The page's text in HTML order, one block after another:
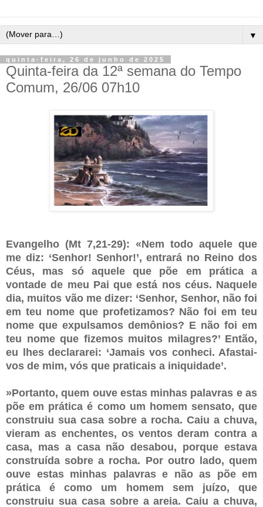
▼
quinta-feira, 26 de junho de 2025
Quinta-feira da 12ª semana do Tempo
Comum, 26/06 07h10
Evangelho (Mt 7,21-29): «Nem todo aquele que
me diz: ‘Senhor! Senhor!’, entrará no Reino dos
Céus, mas só aquele que põe em prática a
vontade de meu Pai que está nos céus. Naquele
dia, muitos vão me dizer: ‘Senhor, Senhor, não foi
em teu nome que profetizamos? Não foi em teu
nome que expulsamos demônios? E não foi em
teu nome que fizemos muitos milagres?’ Então,
eu lhes declararei: ‘Jamais vos conheci. Afastai-
vos de mim, vós que praticais a iniquidade’.
»Portanto, quem ouve estas minhas palavras e as
põe em prática é como um homem sensato, que
construiu sua casa sobre a rocha. Caiu a chuva,
vieram as enchentes, os ventos deram contra a
casa, mas a casa não desabou, porque estava
construída sobre a rocha. Por outro lado, quem
ouve estas minhas palavras e não as põe em
prática é como um homem sem juízo, que
construiu sua casa sobre a areia. Caiu a chuva,